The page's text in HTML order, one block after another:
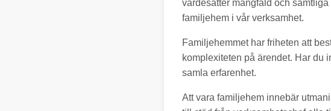
värdesätter mångfald och
familjehem i vår verksamhet.
Familjehemmet har friheten att
komplexiteten på ärendet. Har du
samla erfarenhet.
Att vara familjehem innebär